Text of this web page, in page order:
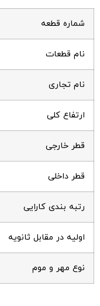
شماره قطعه
نام قطعات
نام تجاری
ارتفاع کلی
قطر خارجی
قطر داخلی
رتبه بندی کارایی
اولیه در مقابل ثانویه
نوع مهر و موم